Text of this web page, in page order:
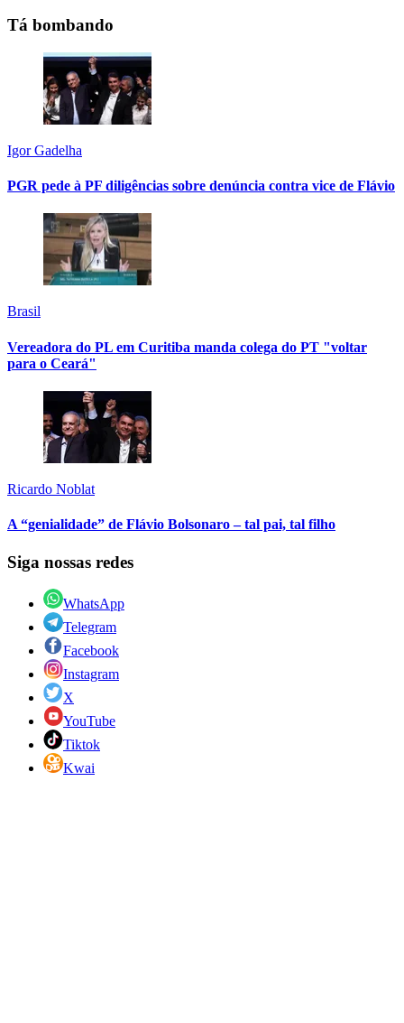
Tá bombando
Igor Gadelha
PGR pede à PF diligências sobre denúncia contra vice de Flávio
Brasil
Vereadora do PL em Curitiba manda colega do PT "voltar
para o Ceará"
Ricardo Noblat
A “genialidade” de Flávio Bolsonaro – tal pai, tal filho
Siga nossas redes
WhatsApp
Telegram
Facebook
Instagram
X
YouTube
Tiktok
Kwai